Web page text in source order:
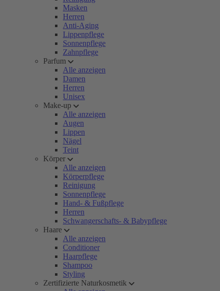
Masken
Herren
Anti-Aging
Lippenpflege
Sonnenpflege
Zahnpflege
Parfum
Alle anzeigen
Damen
Herren
Unisex
Make-up
Alle anzeigen
Augen
Lippen
Nägel
Teint
Körper
Alle anzeigen
Körperpflege
Reinigung
Sonnenpflege
Hand- & Fußpflege
Herren
Schwangerschafts- & Babypflege
Haare
Alle anzeigen
Conditioner
Haarpflege
Shampoo
Styling
Zertifizierte Naturkosmetik